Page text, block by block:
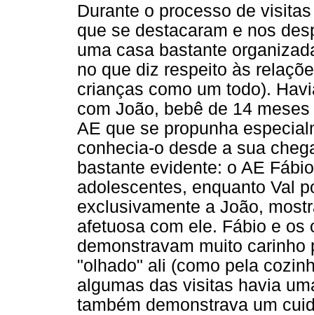
Durante o processo de
que se destacaram e nos
uma casa bastante
no que diz respeito às
crianças como um todo).
com João, bebê de 14
AE que se propunha
conhecia-o desde a sua
bastante evidente: o AE
adolescentes, enquanto Val
exclusivamente a João,
afetuosa com ele. Fábio e os
demonstravam muito
"olhado" ali (como pela
algumas das visitas havia
também demonstrava um